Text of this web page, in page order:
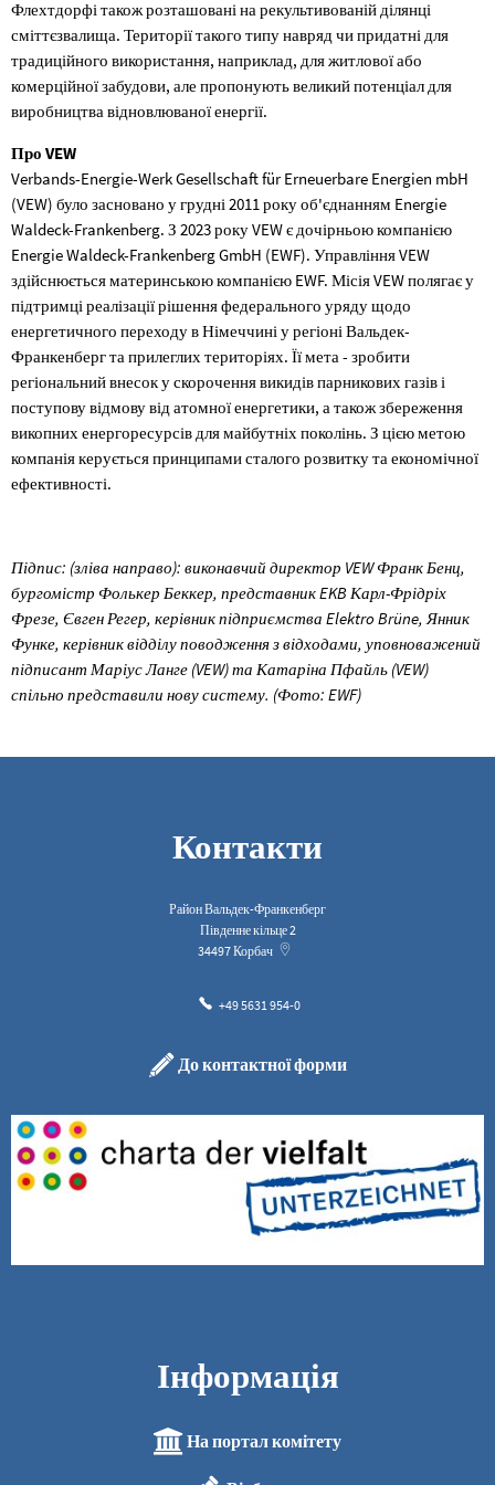
Флехтдорфі також розташовані на рекультивованій ділянці
сміттєзвалища. Території такого типу навряд чи придатні для
традиційного використання, наприклад, для житлової або
комерційної забудови, але пропонують великий потенціал для
виробництва відновлюваної енергії.
Про VEW
Verbands-Energie-Werk Gesellschaft für Erneuerbare Energien mbH
(VEW) було засновано у грудні 2011 року об'єднанням Energie
Waldeck-Frankenberg. З 2023 року VEW є дочірньою компанією
Energie Waldeck-Frankenberg GmbH (EWF). Управління VEW
здійснюється материнською компанією EWF. Місія VEW полягає у
підтримці реалізації рішення федерального уряду щодо
енергетичного переходу в Німеччині у регіоні Вальдек-
Франкенберг та прилеглих територіях. Її мета - зробити
регіональний внесок у скорочення викидів парникових газів і
поступову відмову від атомної енергетики, а також збереження
викопних енергоресурсів для майбутніх поколінь. З цією метою
компанія керується принципами сталого розвитку та економічної
ефективності.
Підпис: (зліва направо): виконавчий директор VEW Франк Бенц,
бургомістр Фолькер Беккер, представник EKB Карл-Фрідріх
Фрезе, Євген Регер, керівник підприємства Elektro Brüne, Янник
Функе, керівник відділу поводження з відходами, уповноважений
підписант Маріус Ланге (VEW) та Катаріна Пфайль (VEW)
спільно представили нову систему. (Фото: EWF)
Контакти
Район Вальдек-Франкенберг
Південне кільце 2
34497Корбач
+49 5631 954-0
До контактної форми
Інформація
На портал комітету